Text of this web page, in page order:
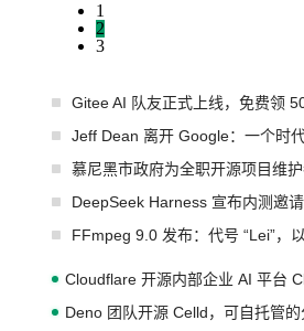
1
2
3
Gitee AI 队友正式上线，免费领
Jeff Dean 离开 Google：一个时
慕尼黑市政府为全职开源项目维
DeepSeek Harness 宣布内测邀
FFmpeg 9.0 发布：代号 “Lei”，
Cloudflare 开源内部企业 AI 平台
Deno 团队开源 Celld，可自托管